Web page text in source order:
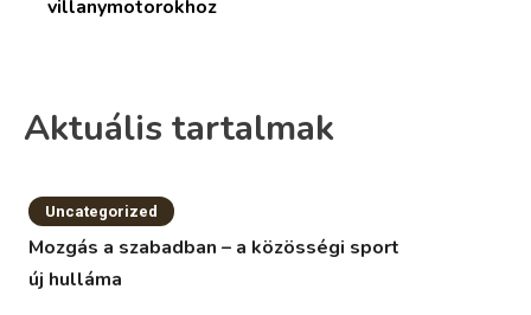
villanymotorokhoz
Aktuális tartalmak
Uncategorized
Mozgás a szabadban – a közösségi sport
új hulláma